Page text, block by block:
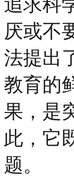
厌或不
法提出
教育的
果，是
此，它
题。